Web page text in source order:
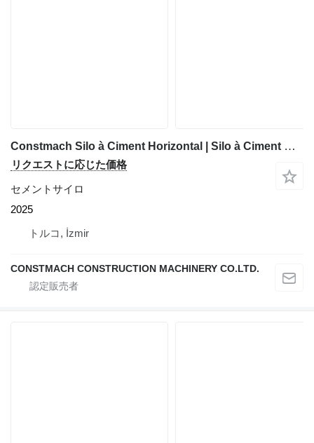
Constmach Silo à Ciment Horizontal | Silo à Ciment Mobile
リクエストに応じた価格
セメントサイロ
2025
トルコ, İzmir
CONSTMACH CONSTRUCTION MACHINERY CO.LTD.